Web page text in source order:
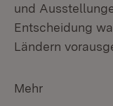
und
Entscheidung
Ländern
Mehr